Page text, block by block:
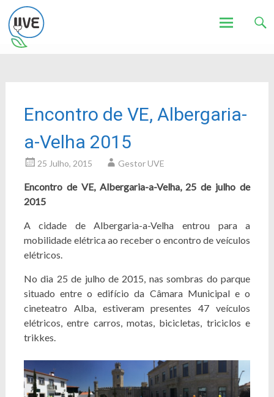
Encontro de VE, Albergaria-
a-Velha 2015
25 Julho, 2015 Gestor UVE
Encontro de VE, Albergaria-a-Velha, 25 de julho de
2015
A cidade de Albergaria-a-Velha entrou para a
mobilidade elétrica ao receber o encontro de veículos
elétricos.
No dia 25 de julho de 2015, nas sombras do parque
situado entre o edifício da Câmara Municipal e o
cineteatro Alba, estiveram presentes 47 veículos
elétricos, entre carros, motas, bicicletas, triciclos e
trikkes.